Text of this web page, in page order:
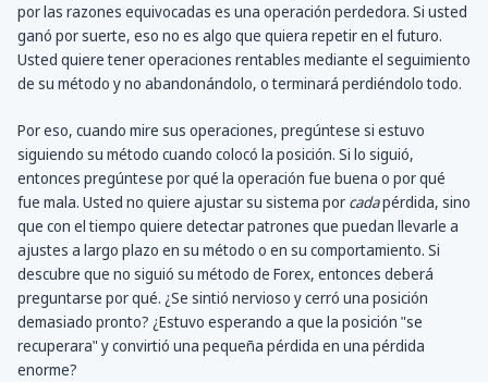
por las razones equivocadas es una operación perdedora. Si usted
ganó por suerte, eso no es algo que quiera repetir en el futuro.
Usted quiere tener operaciones rentables mediante el seguimiento
de su método y no abandonándolo, o terminará perdiéndolo todo.
Por eso, cuando mire sus operaciones, pregúntese si estuvo
siguiendo su método cuando colocó la posición. Si lo siguió,
entonces pregúntese por qué la operación fue buena o por qué
fue mala. Usted no quiere ajustar su sistema por cadapérdida, sino
que con el tiempo quiere detectar patrones que puedan llevarle a
ajustes a largo plazo en su método o en su comportamiento. Si
descubre que no siguió su método de Forex, entonces deberá
preguntarse por qué. ¿Se sintió nervioso y cerró una posición
demasiado pronto? ¿Estuvo esperando a que la posición "se
recuperara" y convirtió una pequeña pérdida en una pérdida
enorme?